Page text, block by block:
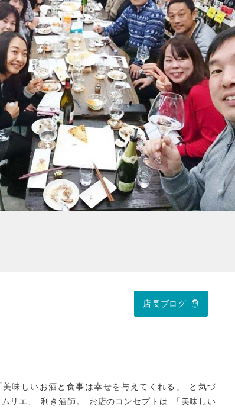
美味しいお酒と食事は幸せを与えてくれる 」
と気づ
リエ 利き酒師 。 お店のコンセプトは 「 美味しい
店長ブログ